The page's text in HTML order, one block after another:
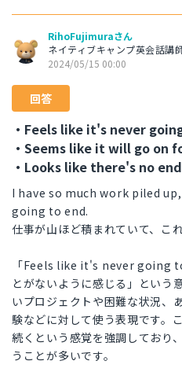
RihoFujimuraさん
ネイティブキャンプ英会話講
2024/05/15 00:00
回答
・Feels like it's never
・Seems like it will go on
・Looks like there's no
I have so much work piled
going to end.
仕事が山ほど積まれていて、こ
「Feels like it's never going
とがないように感じる」という
いプロジェクトや困難な状況、
験などに対して使う表現です。
続くという感覚を強調しており
うことが多いです。